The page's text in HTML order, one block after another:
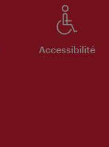
Accessibilité